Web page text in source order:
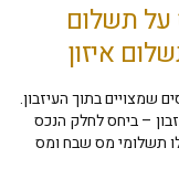
תשלום
איזון
בתוך העיזבון.
– ביחס לחלק הנכס
תשלומי מס שבח ומס